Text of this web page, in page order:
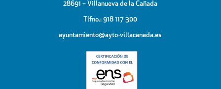
28691 – Villanueva de la Cañada
Tlfno.: 918 117 300
ayuntamiento@ayto-villacanada.es